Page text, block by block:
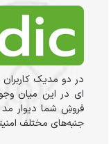
در دو مدیک
ای در این میان
فروشِ شما دیوار مد
جنبه‌های مختلف